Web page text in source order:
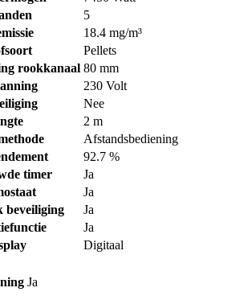
5
18.4 mg/m³
Pellets
rookkanaal 80 mm
230 Volt
Nee
2 m
Afstandsbediening
92.7 %
timer
Ja
Ja
beveiliging
Ja
Ja
Digitaal
Ja